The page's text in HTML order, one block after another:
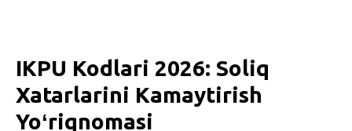
IKPU Kodlari 2026: Soliq
Xatarlarini Kamaytirish
Yoʻriqnomasi